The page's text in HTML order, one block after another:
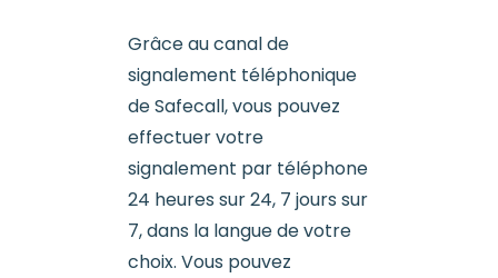
Grâce au canal de
signalement téléphonique
de Safecall, vous pouvez
effectuer votre
signalement par téléphone
24 heures sur 24, 7 jours sur
7, dans la langue de votre
choix. Vous pouvez